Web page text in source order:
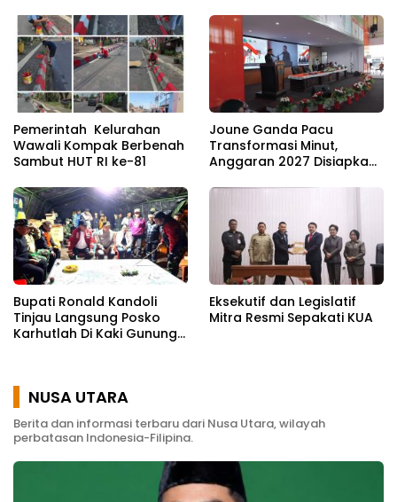
Meriahkan HUT RI ke 81
Pemerintah Kelurahan
Wawali Kompak Berbenah
Sambut HUT RI ke-81
Joune Ganda Pacu
Transformasi Minut,
Anggaran 2027 Disiapkan
Bupati Ronald Kandoli
Tinjau Langsung Posko
Karhutlah Di Kaki Gunung
Eksekutif dan Legislatif
Mitra Resmi Sepakati KUA
NUSA UTARA
Berita dan informasi terbaru dari Nusa Utara, wilayah
perbatasan Indonesia-Filipina.